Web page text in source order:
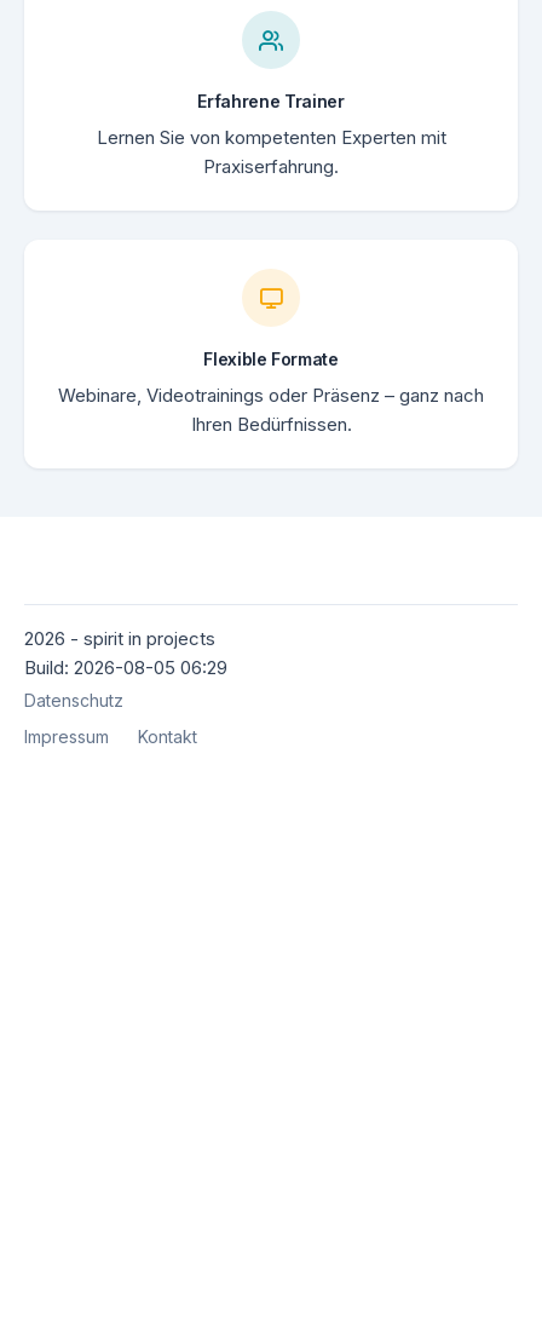
Erfahrene Trainer
Lernen Sie von kompetenten Experten mit
Praxiserfahrung.
Flexible Formate
Webinare, Videotrainings oder Präsenz – ganz nach
Ihren Bedürfnissen.
2026 - spirit in projects
Build: 2026-08-05 06:29
Datenschutz
Impressum
Kontakt